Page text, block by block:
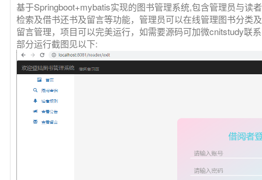
基于Springboot+mybatis实现的图书管理系统,包含管理员与读
检索及借书还书及留言等功能，管理员可以在线管理图书分类
留言管理，项目可以完美运行，如需要源码可加微cnitstudy联系
部分运行截图见以下: